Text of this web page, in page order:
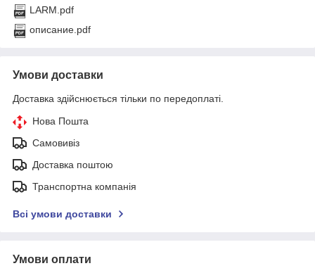
LARM.pdf
описание.pdf
Умови доставки
Доставка здійснюється тільки по передоплаті.
Нова Пошта
Самовивіз
Доставка поштою
Транспортна компанія
Всі умови доставки
Умови оплати